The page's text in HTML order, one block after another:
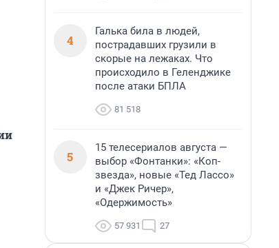
4
Галька била в людей,
пострадавших грузили в
скорые на лежаках. Что
происходило в Геленджике
после атаки БПЛА
81 518
5
15 телесериалов августа —
выбор «Фонтанки»: «Коп-
звезда», новые «Тед Лассо»
и «Джек Ричер»,
«Одержимость»
57 931 27